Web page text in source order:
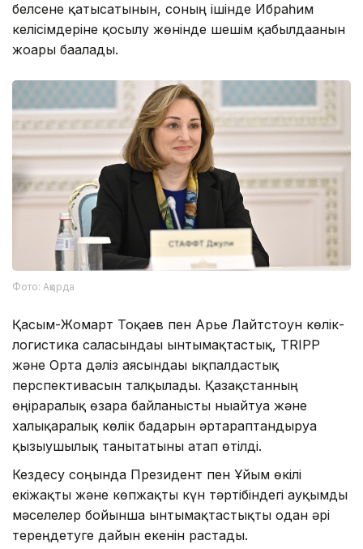
белсене қатысатынын, соның ішінде Ибраһим
келісімдеріне қосылу жөнінде шешім қабылдағанын
жоғары бағалады.
Фото: Ақорда
Қасым-Жомарт Тоқаев пен Арье Лайтстоун көлік-
логистика саласындағы ынтымақтастық, TRIPP
және Орта дәліз аясындағы ықпалдастық
перспективасын талқылады. Қазақстанның
өңіраралық өзара байланысты нығайтуға және
халықаралық көлік бағдарын әртараптандыруға
қызығушылық танытатыны атап өтілді.
Кездесу соңында Президент пен Ұйым өкілі
екіжақты және көпжақты күн тәртібіндегі ауқымды
мәселелер бойынша ынтымақтастықты одан әрі
тереңдетуге дайын екенін растады.